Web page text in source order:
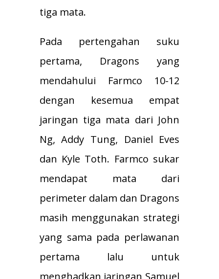
tiga mata.
Pada pertengahan suku
pertama, Dragons yang
mendahului Farmco 10-12
dengan kesemua empat
jaringan tiga mata dari John
Ng, Addy Tung, Daniel Eves
dan Kyle Toth. Farmco sukar
mendapat mata dari
perimeter dalam dan Dragons
masih menggunakan strategi
yang sama pada perlawanan
pertama lalu untuk